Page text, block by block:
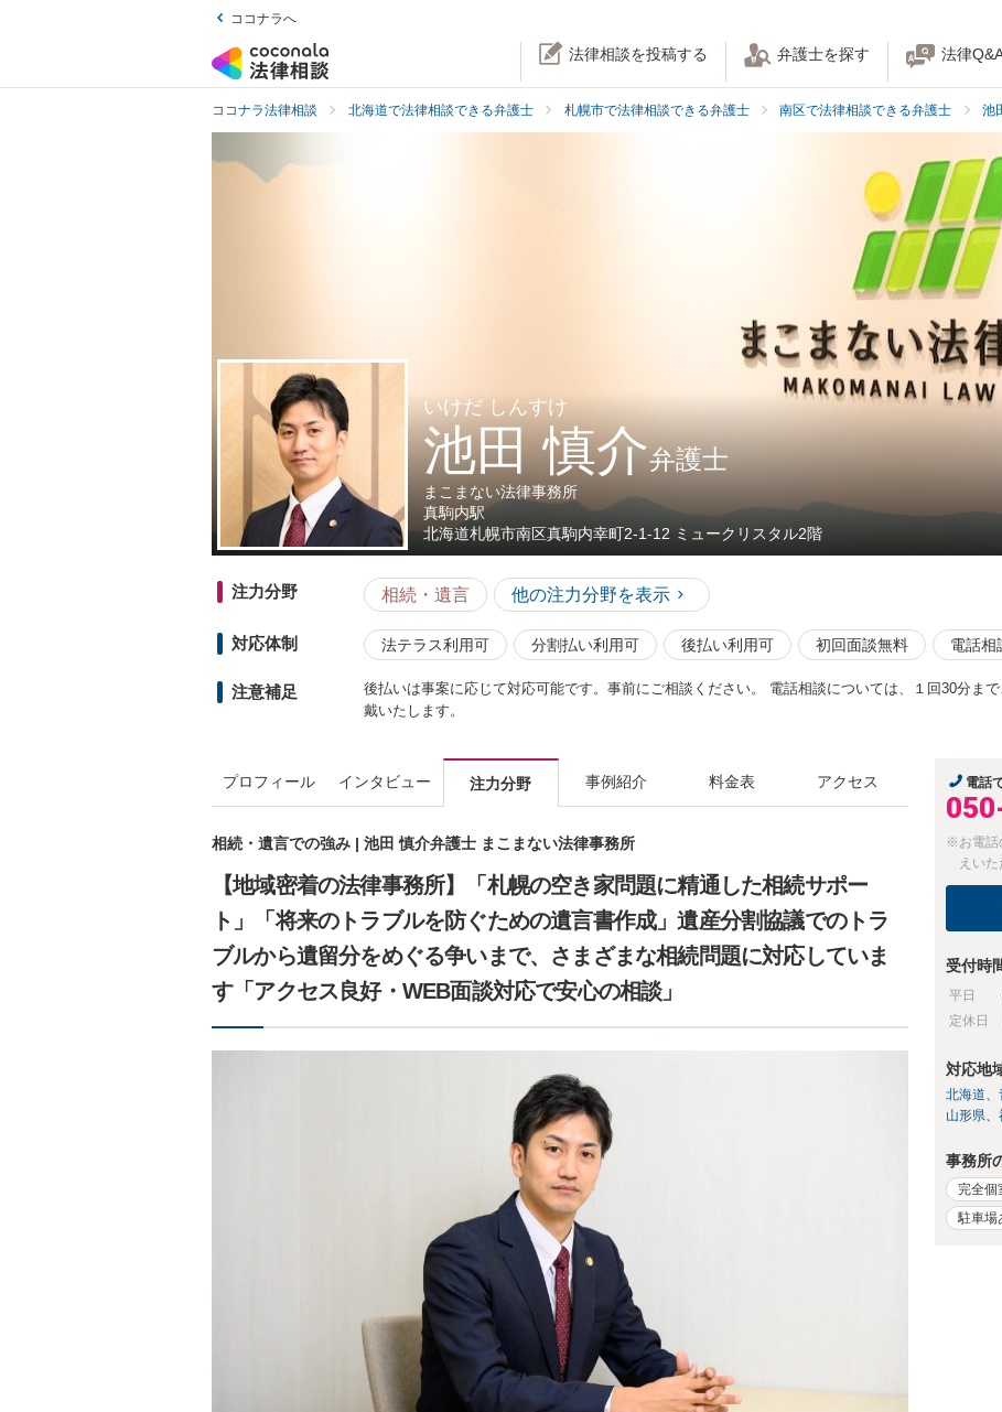
ココナラへ
法律相談を投稿する 弁護士を探す 法律
ココナラ法律相談 北海道で法律相談できる弁護士 札幌市で法律相談できる弁護士 南区で法律相談できる弁護士 池
いけだ しんすけ
池田 慎介弁護士
まこまない法律事務所
真駒内駅
北海道札幌市南区真駒内幸町2-1-12 ミュークリスタル2階
注力分野 相続・遺言 他の注力分野を表示
対応体制 法テラス利用可 分割払い利用可 後払い利用可 初回面談無料 電話相
注意補足
後払いは事案に応じて対応可能です。事前にご相談ください。 電話相談については、１回30分ま
戴いたします。
プロフィール インタビュー 注力分野 事例紹介 料金表 アクセス
相続・遺言での強み | 池田 慎介弁護士 まこまない法律事務所
【地域密着の法律事務所】「札幌の空き家問題に精通した相続サポー
ト」「将来のトラブルを防ぐための遺言書作成」遺産分割協議でのトラ
ブルから遺留分をめぐる争いまで、さまざまな相続問題に対応していま
す「アクセス良好・WEB面談対応で安心の相談」
電話
※お電話
えいた
受付時
平日
定休日
対応地
北海道
山形県
事務所
完全個
駐車場